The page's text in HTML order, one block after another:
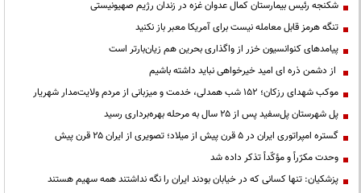
شکنجه رئیس بیمارستان کمال عدوان غزه در زندان رژیم صهیونیستی
تنگه هرمز قابل معامله نیست برای آمریکا معبر باز نکنید
پیامدهای کنوانسیون خزر از واگذاری بحرین هم زیان‌بارتر است
از دشمن ذره ای امید خیرخواهی نباید داشته باشیم
موکب شهدای رزکان؛ ۱۵۲ شب همدلی، خدمت و میزبانی از مردم ولایت‌مدار شهریار
پل شهرستان پل‌سفید پس از ۲۵ سال به مرحله بهره‌برداری رسید
گستره امپراتوری ایران در ۵ قرن پیش از میلاد؛ تصویری از ایران ۲۵ قرن پیش
وحدت مکرّراً و مؤکّداً تذکر داده شد
پزشکیان: تنها کسانی که در خیابان بودند ایران را نگه نداشتند همه سهیم هستند